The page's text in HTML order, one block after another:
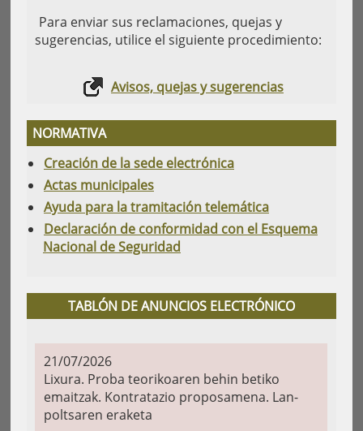
Para enviar sus reclamaciones, quejas y
sugerencias, utilice el siguiente procedimiento:
Avisos, quejas y sugerencias
NORMATIVA
Creación de la sede electrónica
Actas municipales
Ayuda para la tramitación telemática
Declaración de conformidad con el Esquema
Nacional de Seguridad
TABLÓN DE ANUNCIOS ELECTRÓNICO
21/07/2026
Lixura. Proba teorikoaren behin betiko
emaitzak. Kontratazio proposamena. Lan-
poltsaren eraketa